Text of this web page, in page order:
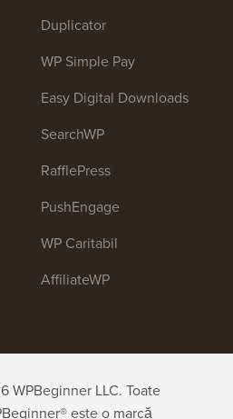
Duplicator
WP Simple Pay
Easy Digital Downloads
RafflePress
PushEngage